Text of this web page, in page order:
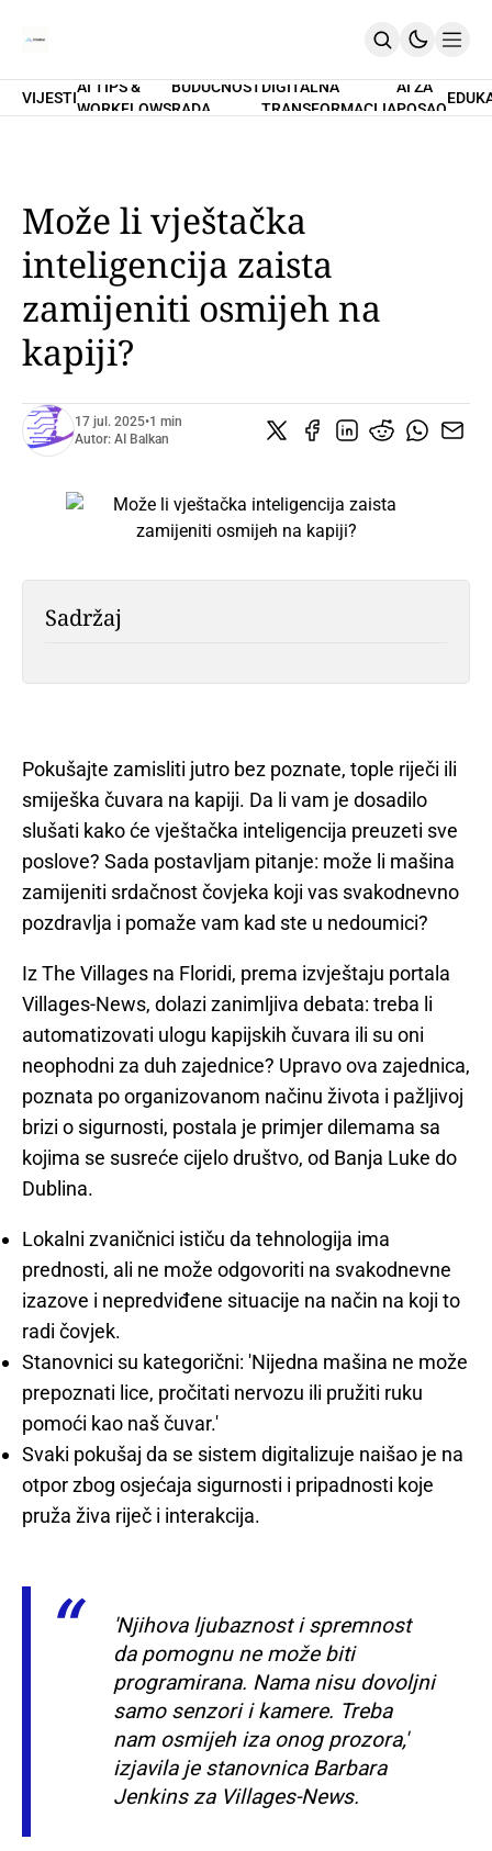
Home
PRETPLATI SE
VIJESTI
AI TIPS &
WORKFLOWS
BUDUĆNOST
RADA
DIGITALNA
TRANSFORMACIJA
AI ZA
POSAO
Može li vještačka
inteligencija zaista
zamijeniti osmijeh na
kapiji?
17 jul. 2025•1 min
Autor: AI Balkan
Sadržaj
Pokušajte zamisliti jutro bez poznate, tople riječi ili
smiješka čuvara na kapiji. Da li vam je dosadilo
slušati kako će vještačka inteligencija preuzeti sve
poslove? Sada postavljam pitanje: može li mašina
zamijeniti srdačnost čovjeka koji vas svakodnevno
pozdravlja i pomaže vam kad ste u nedoumici?
Iz The Villages na Floridi, prema izvještaju portala
Villages-News, dolazi zanimljiva debata: treba li
automatizovati ulogu kapijskih čuvara ili su oni
neophodni za duh zajednice? Upravo ova zajednica,
poznata po organizovanom načinu života i pažljivoj
brizi o sigurnosti, postala je primjer dilemama sa
kojima se susreće cijelo društvo, od Banja Luke do
Dublina.
Lokalni zvaničnici ističu da tehnologija ima
prednosti, ali ne može odgovoriti na svakodnevne
izazove i nepredviđene situacije na način na koji to
radi čovjek.
Stanovnici su kategorični: 'Nijedna mašina ne može
prepoznati lice, pročitati nervozu ili pružiti ruku
pomoći kao naš čuvar.'
Svaki pokušaj da se sistem digitalizuje naišao je na
otpor zbog osjećaja sigurnosti i pripadnosti koje
pruža živa riječ i interakcija.
'Njihova ljubaznost i spremnost
da pomognu ne može biti
programirana. Nama nisu dovoljni
samo senzori i kamere. Treba
nam osmijeh iza onog prozora,'
izjavila je stanovnica Barbara
Jenkins za Villages-News.